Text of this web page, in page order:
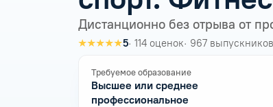
Дистанционно без отрыва от
★★★★★5· 114 оценок· 967 выпускников
Требуемое образование
Высшее или среднее
профессиональное